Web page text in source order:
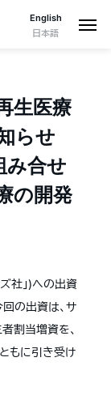
English
日本語
生医療
らせ
合せ
の開発
社」)への出資
の出資は、サ
割当増資を、
もに引き受け